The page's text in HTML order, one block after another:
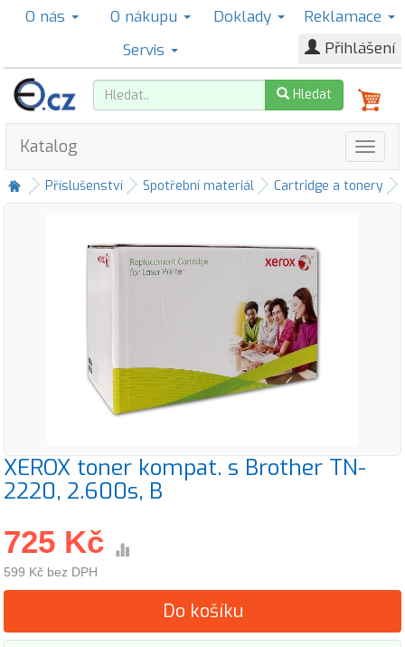
O nás O nákupu Doklady
Reklamace
Servis
Přihlášení
Hledat
Katalog
Příslušenství Spotřební materiál Cartridge a tonery
XEROX toner kompat. s Brother TN-
2220, 2.600s, B
725 Kč
599 Kč bez DPH
Do košíku